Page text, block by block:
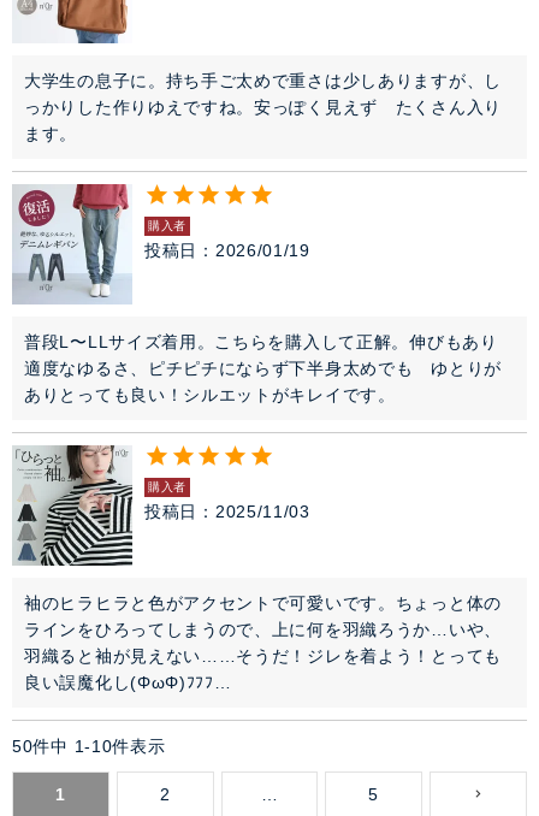
大学生の息子に。持ち手ご太めで重さは少しありますが、し
っかりした作りゆえですね。安っぽく見えず　たくさん入り
ます。
購入者
投稿日 2026/01/19
普段L〜LLサイズ着用。こちらを購入して正解。伸びもあり
適度なゆるさ、ピチピチにならず下半身太めでも　ゆとりが
ありとっても良い！シルエットがキレイです。
購入者
投稿日 2025/11/03
袖のヒラヒラと色がアクセントで可愛いです。ちょっと体の
ラインをひろってしまうので、上に何を羽織ろうか…いや、
羽織ると袖が見えない……そうだ！ジレを着よう！とっても
良い誤魔化し(ΦωΦ)ﾌﾌﾌ…
50件中 1-10件表示
1 2 5